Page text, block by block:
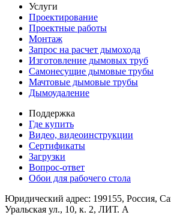
Услуги
Проектирование
Проектные работы
Монтаж
Запрос на расчет дымохода
Изготовление дымовых труб
Самонесущие дымовые трубы
Мачтовые дымовые трубы
Дымоудаление
Поддержка
Где купить
Видео, видеоинструкции
Сертификаты
Загрузки
Вопрос-ответ
Обои для рабочего стола
Юридический адрес: 199155, Россия,
Уральская ул., 10, к. 2, ЛИТ. А